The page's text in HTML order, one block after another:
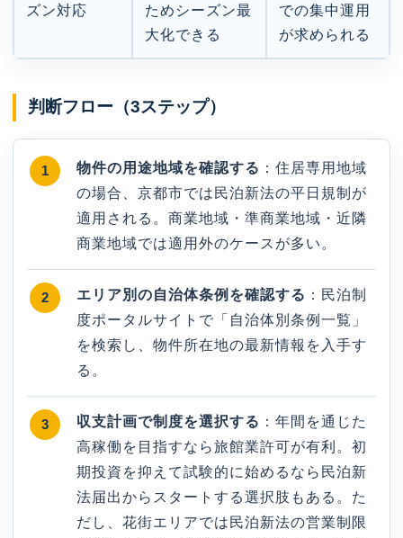
ズン対応
ためシーズン最
大化できる
での集中運用
が求められる
判断フロー（3ステップ）
物件の用途地域を確認する ：住居専用地域
の場合、京都市では民泊新法の平日規制が
適用される。商業地域・準商業地域・近隣
商業地域では適用外のケースが多い。
エリア別の自治体条例を確認する ：民泊制
度ポータルサイトで「自治体別条例一覧」
を検索し、物件所在地の最新情報を入手す
る。
収支計画で制度を選択する ：年間を通じた
高稼働を目指すなら旅館業許可が有利。初
期投資を抑えて試験的に始めるなら民泊新
法届出からスタートする選択肢もある。た
だし、花街エリアでは民泊新法の営業制限